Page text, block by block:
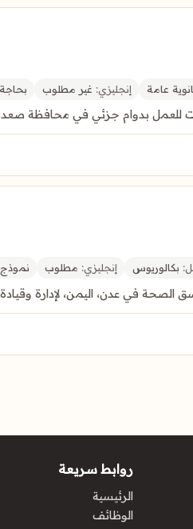
عامة إنجليزي: غير مطلوب
للعمل بدوام جزئي في محافظة
بكالوريوس إنجليزي: مطلوب
روابط سريعة
الرئيسية
الوظائف